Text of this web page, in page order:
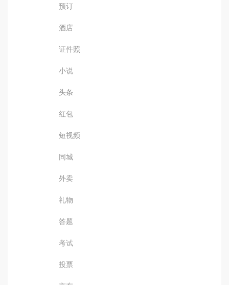
预订
酒店
证件照
小说
头条
红包
短视频
同城
外卖
礼物
答题
考试
投票